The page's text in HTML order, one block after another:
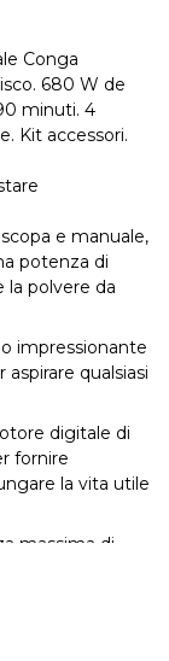
Conga
680 W de
minuti. 4
Kit accessori.
e manuale,
potenza di
la polvere da
impressionante
qualsiasi
digitale di
fornire
la vita utile
massima di
la tua casa
di pressione